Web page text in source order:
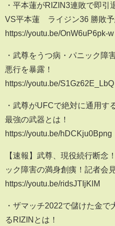
・平本蓮がRIZIN3連敗で即
VS平本蓮 ライジン36 勝敗予
https://youtu.be/OnW6uP6pk-w
・武尊をうつ病・パニック障
悪行を暴露！
https://youtu.be/S1Gz62E_LbQ
・武尊がUFCで絶対に通用す
最強の武器とは！
https://youtu.be/hDCKju0Bpng
【速報】武尊、現役続行断念
ック障害の満身創痍！記者会
https://youtu.be/ridsJTIjKlM
・ザマッチ2022で儲けた金
るRIZINとは！